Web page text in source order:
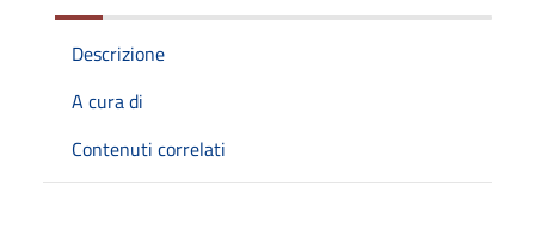
Descrizione
A cura di
Contenuti correlati